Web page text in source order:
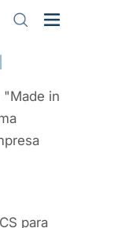
"Made in
para